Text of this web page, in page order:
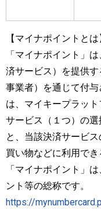
【マイナポイントとは
「マイナポイント」
済サービス）を提供
事業者）を通じて付
は、マイキープラッ
サービス（１つ）の
と、当該決済サービ
買い物などに利用でき
「マイナポイント」
ント等の総称です。
https://